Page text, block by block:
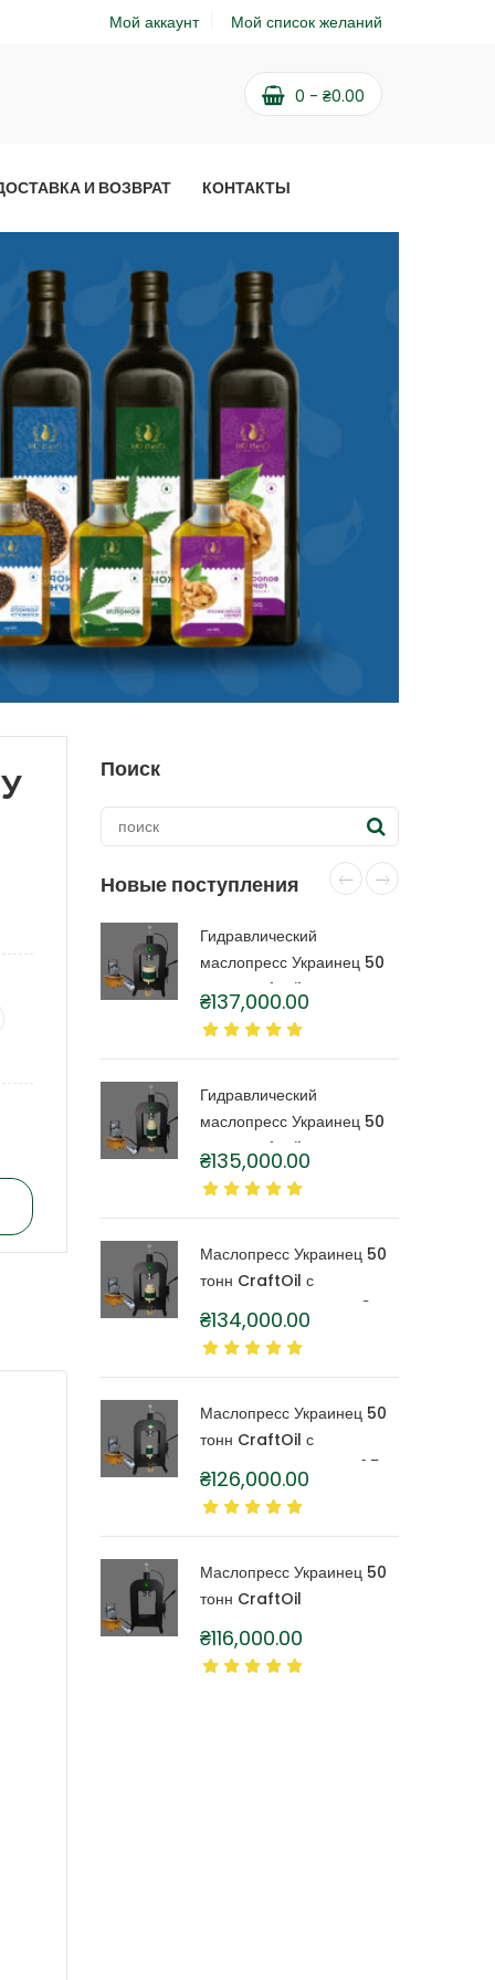
Мой аккаунт Мой список желаний
0 - ₴0.00
И ВОЗВРАТ КОНТАКТЫ
Поиск
Новые поступления
Гидравлический
маслопресс Украинец 50
тонн CraftOil с
капролоновой бочкой 6
литров
₴137,000.00
Гидравлический
маслопресс Украинец 50
тонн CraftOil с
капролоновой бочкой 4
литра
₴135,000.00
Маслопресс Украинец 50
тонн CraftOil с
капролоновой бочкой 3
литра
₴134,000.00
Маслопресс Украинец 50
тонн CraftOil с
капролоновой бочкой 1,5
литра
₴126,000.00
Маслопресс Украинец 50
тонн CraftOil
₴116,000.00